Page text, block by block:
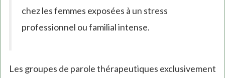
chez les femmes exposées à un stress
professionnel ou familial intense.
Les groupes de parole thérapeutiques exclusivement